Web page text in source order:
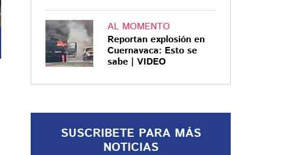
AL MOMENTO
Reportan explosión en
Cuernavaca: Esto se
sabe | VIDEO
SUSCRIBETE PARA MÁS
NOTICIAS